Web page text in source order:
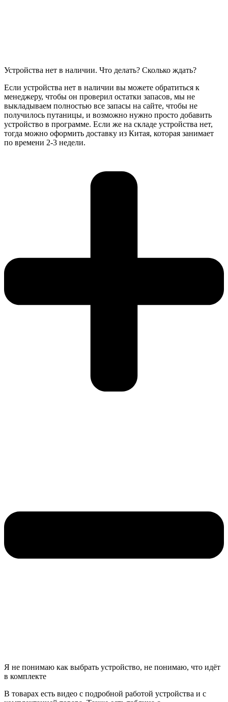
Устройства нет в наличии. Что делать? Сколько ждать?
Если устройства нет в наличии вы можете обратиться к
менеджеру, чтобы он проверил остатки запасов, мы не
выкладываем полностью все запасы на сайте, чтобы не
получилось путаницы, и возможно нужно просто добавить
устройство в программе. Если же на складе устройства нет,
тогда можно оформить доставку из Китая, которая занимает
по времени 2-3 недели.
Я не понимаю как выбрать устройство, не понимаю, что идёт
в комплекте
В товарах есть видео с подробной работой устройства и с